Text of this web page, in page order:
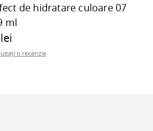
de hidratare culoare 07
ml
o recenzie